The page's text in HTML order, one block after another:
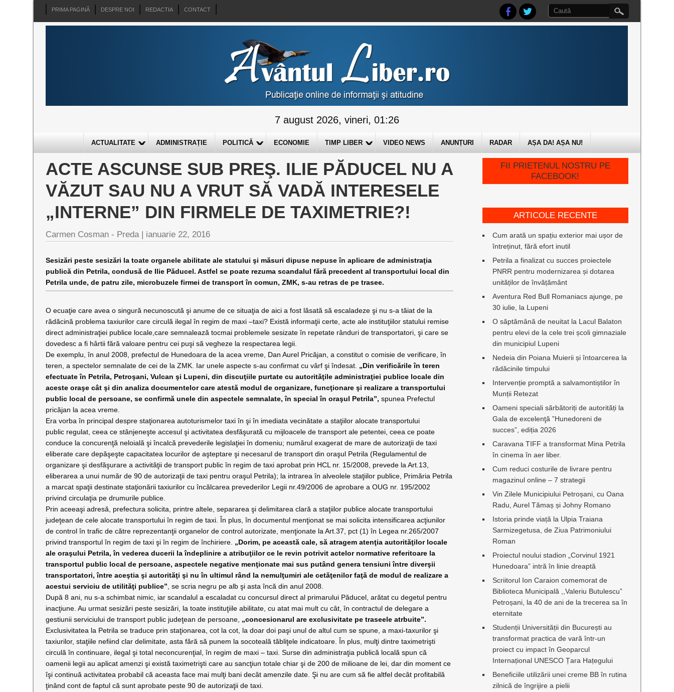
PRIMA PAGINĂ DESPRE NOI REDACTIA CONTACT
7 august 2026, vineri, 01:26
ACTUALITATE ADMINISTRAȚIE POLITICĂ ECONOMIE TIMP LIBER VIDEO NEWS ANUNȚURI RADAR AȘA DA! AȘA NU!
ACTE ASCUNSE SUB PREŞ. ILIE PĂDUCEL NU A
VĂZUT SAU NU A VRUT SĂ VADĂ INTERESELE
„INTERNE” DIN FIRMELE DE TAXIMETRIE?!
Carmen Cosman - Preda | ianuarie 22, 2016
Sesizări peste sesizări la toate organele abilitate ale statului şi măsuri dipuse nepuse în aplicare de administraţia
publică din Petrila, condusă de Ilie Păducel. Astfel se poate rezuma scandalul fără precedent al transportului local din
Petrila unde, de patru zile, microbuzele firmei de transport în comun, ZMK, s-au retras de pe trasee.
O ecuaţie care avea o singură necunoscută şi anume de ce situaţia de aici a fost lăsată să escaladeze şi nu s-a tăiat de la
rădăcină problema taxiurilor care circulă ilegal în regim de maxi –taxi? Există informaţii certe, acte ale instituţiilor statului remise
direct administraţiei publice locale,care semnalează tocmai problemele sesizate în repetate rânduri de transportatori, şi care se
dovedesc a fi hârtii fără valoare pentru cei puşi să vegheze la respectarea legii.
De exemplu, în anul 2008, prefectul de Hunedoara de la acea vreme, Dan Aurel Pricăjan, a constitut o comisie de verificare, în
teren, a spectelor semnalate de cei de la ZMK. Iar unele aspecte s-au confirmat cu vârf şi îndesat. „Din verificările în teren
efectuate în Petrila, Petroşani, Vulcan şi Lupeni, din discuţiile purtate cu autorităţile administraţiei publice locale din
aceste oraşe cât şi din analiza documentelor care atestă modul de organizare, funcţionare şi realizare a transportului
public local de persoane, se confirmă unele din aspectele semnalate, în special în oraşul Petrila”, spunea Prefectul
pricăjan la acea vreme.
Era vorba în principal despre staţionarea autoturismelor taxi în şi în imediata vecinătate a staţiilor alocate transportului
public regulat, ceea ce stânjeneşte accesul şi activitatea desfăşurată cu mijloacele de transport ale petentei, ceea ce poate
conduce la concurenţă neloială şi încalcă prevederile legislaţiei în domeniu; numărul exagerat de mare de autorizaţii de taxi
eliberate care depăşeşte capacitatea locurilor de aşteptare şi necesarul de transport din oraşul Petrila (Regulamentul de
organizare şi desfăşurare a activităţii de transport public în regim de taxi aprobat prin HCL nr. 15/2008, prevede la Art.13,
eliberarea a unui număr de 90 de autorizaţii de taxi pentru oraşul Petrila); la intrarea în alveolele staţiilor publice, Primăria Petrila
a marcat spaţii destinate staţionării taxiurilor cu încălcarea prevederilor Legii nr.49/2006 de aprobare a OUG nr. 195/2002
privind circulaţia pe drumurile publice.
Prin aceeaşi adresă, prefectura solicita , printre altele, separarea şi delimitarea clară a staţiilor publice alocate transportului
judeţean de cele alocate transportului în regim de taxi. În plus, în documentul menţionat se mai solicita in­ten­sificarea acţiunilor
de control în trafic de către reprezentanţii orga­nelor de control autori­zate, menţionate la Art.37, pct (1) în Legea nr.265/2007
privind transportul în regim de taxi şi în regim de închiriere. „Dorim, pe această cale, să atragem atenţia autori­tă­ţilor locale
ale oraşului Petrila, în vederea ducerii la îndeplinire a atribuţiilor ce le revin potrivit actelor normative referitoare la
transportul public local de persoane, aspectele negative menţionate mai sus putând genera tensiuni între diverşii
transportatori, între aceştia şi autorităţi şi nu în ultimul rând la nemulţumiri ale cetăţenilor faţă de modul de realizare a
acestui serviciu de utilităţi publice” , se scria negru pe alb şi asta încă din anul 2008.
După 8 ani, nu s-a schimbat nimic, iar scandalul a escaladat cu concursul direct al primarului Păducel, arătat cu degetul pentru
inacţiune. Au urmat sesizări peste sesizări, la toate instituţiile abilitate, cu atat mai mult cu cât, în contractul de delegare a
gestiunii serviciului de transport public judeţean de persoane, „concesionarul are exclusivitate pe traseele atrbuite”.
Exclusivitatea la Petrila se traduce prin staţionarea, cot la cot, la doar doi paşi unul de altul cum se spune, a maxi-taxurilor şi
taxiurilor, staţiile nefiind clar delimitate, asta fără să punem la socoteală tăbliţele indicatoare. În plus, mulţi dintre taximetrişti
circulă în continuare, ilegal şi total neconcurenţial, în regim de maxi – taxi. Surse din administraţia publică locală spun că
oamenii legii au aplicat amenzi şi există taximetrişti care au sancţiun totale chiar şi de 200 de milioane de lei, dar din moment ce
îşi continuă activitatea probabil că aceasta face mai mulţi bani decât amenzile date. Şi nu are cum să fie altfel decât profitabilă
ţinând cont de faptul că sunt aprobate peste 90 de autorizaţii de taxi.
FII PRIETENUL NOSTRU PE
FACEBOOK!
ARTICOLE RECENTE
Cum arată un spațiu exterior mai ușor de
întreținut, fără efort inutil
Petrila a finalizat cu succes proiectele
PNRR pentru modernizarea și dotarea
unităților de învățământ
Aventura Red Bull Romaniacs ajunge, pe
30 iulie, la Lupeni
O săptămână de neuitat la Lacul Balaton
pentru elevi de la cele trei școli gimnaziale
din municipiul Lupeni
Nedeia din Poiana Muierii și întoarcerea la
rădăcinile timpului
Intervenție promptă a salvamontiștilor în
Munții Retezat
Oameni speciali sărbătoriți de autorități la
Gala de excelenţă ”Hunedoreni de
succes”, ediția 2026
Caravana TIFF a transformat Mina Petrila
în cinema în aer liber.
Cum reduci costurile de livrare pentru
magazinul online – 7 strategii
Vin Zilele Municipiului Petroșani, cu Oana
Radu, Aurel Tămaș și Johny Romano
Istoria prinde viață la Ulpia Traiana
Sarmizegetusa, de Ziua Patrimoniului
Roman
Proiectul noului stadion „Corvinul 1921
Hunedoara” intră în linie dreaptă
Scriitorul Ion Caraion comemorat de
Biblioteca Municipală ,,Valeriu Butulescu”
Petroșani, la 40 de ani de la trecerea sa în
eternitate
Studenții Universității din București au
transformat practica de vară într-un
proiect cu impact în Geoparcul
Internațional UNESCO Țara Hațegului
Beneficiile utilizării unei creme BB în rutina
zilnică de îngrijire a pielii